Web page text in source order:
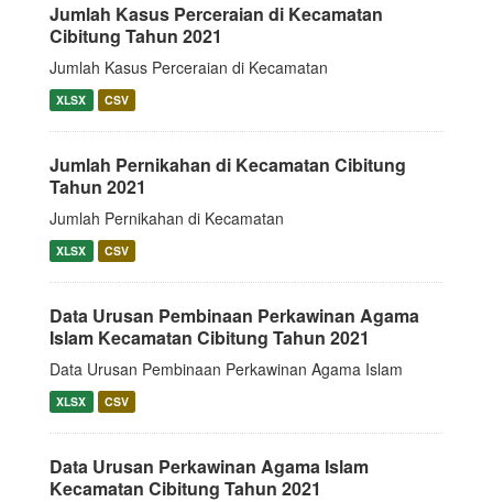
Jumlah Kasus Perceraian di Kecamatan
Cibitung Tahun 2021
Jumlah Kasus Perceraian di Kecamatan
XLSX CSV
Jumlah Pernikahan di Kecamatan Cibitung
Tahun 2021
Jumlah Pernikahan di Kecamatan
XLSX CSV
Data Urusan Pembinaan Perkawinan Agama
Islam Kecamatan Cibitung Tahun 2021
Data Urusan Pembinaan Perkawinan Agama Islam
XLSX CSV
Data Urusan Perkawinan Agama Islam
Kecamatan Cibitung Tahun 2021